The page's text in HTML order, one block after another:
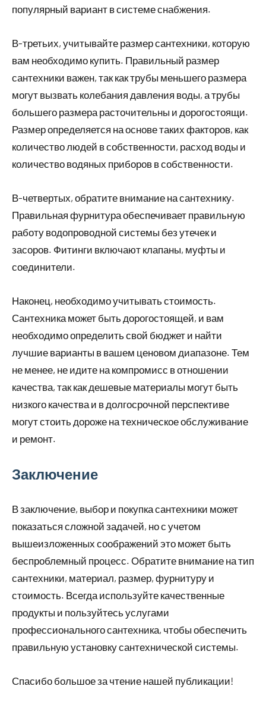
популярный вариант в системе снабжения.
В-третьих, учитывайте размер сантехники, которую
вам необходимо купить. Правильный размер
сантехники важен, так как трубы меньшего размера
могут вызвать колебания давления воды, а трубы
большего размера расточительны и дорогостоящи.
Размер определяется на основе таких факторов, как
количество людей в собственности, расход воды и
количество водяных приборов в собственности.
В-четвертых, обратите внимание на сантехнику.
Правильная фурнитура обеспечивает правильную
работу водопроводной системы без утечек и
засоров. Фитинги включают клапаны, муфты и
соединители.
Наконец, необходимо учитывать стоимость.
Сантехника может быть дорогостоящей, и вам
необходимо определить свой бюджет и найти
лучшие варианты в вашем ценовом диапазоне. Тем
не менее, не идите на компромисс в отношении
качества, так как дешевые материалы могут быть
низкого качества и в долгосрочной перспективе
могут стоить дороже на техническое обслуживание
и ремонт.
Заключение
В заключение, выбор и покупка сантехники может
показаться сложной задачей, но с учетом
вышеизложенных соображений это может быть
беспроблемный процесс. Обратите внимание на тип
сантехники, материал, размер, фурнитуру и
стоимость. Всегда используйте качественные
продукты и пользуйтесь услугами
профессионального сантехника, чтобы обеспечить
правильную установку сантехнической системы.
Спасибо большое за чтение нашей публикации!